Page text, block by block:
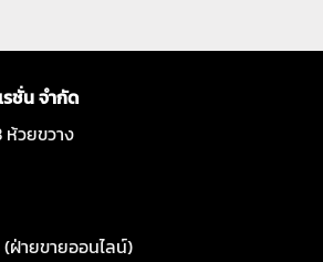
ชั่น จำกัด
ห้วยขวาง
(ฝ่ายขายออนไลน์)